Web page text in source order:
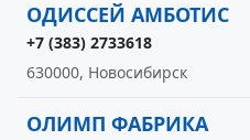
ОДИССЕЙ АМБОТИС
+7 (383) 2733618
630000, Новосибирск
ОЛИМП ФАБРИКА